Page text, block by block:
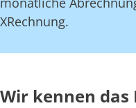
XRechnung.
Wir kennen das